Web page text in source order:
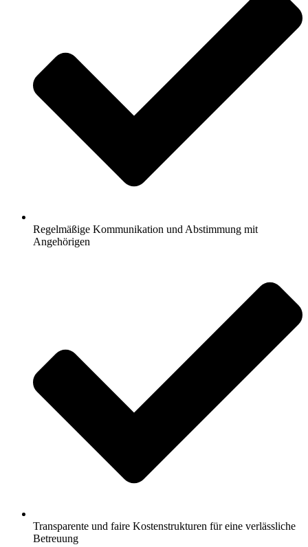
Regelmäßige Kommunikation und Abstimmung mit
Angehörigen
Transparente und faire Kostenstrukturen für eine verlässliche
Betreuung